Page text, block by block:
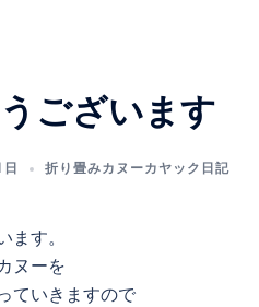
ございます
折り畳みカヌーカヤック日記
す。
ヌーを
ていきますので